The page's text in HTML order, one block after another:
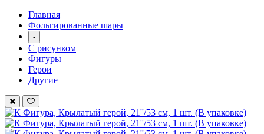
Главная
Фольгированные шары
-
С рисунком
Фигуры
Герои
Другие